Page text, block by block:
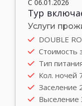
С 06.01.2026
Тур
Услуги
DOUBLE
Стоимость
Тип
Кол. ночей
Заселение
Выселение
Выезд туда